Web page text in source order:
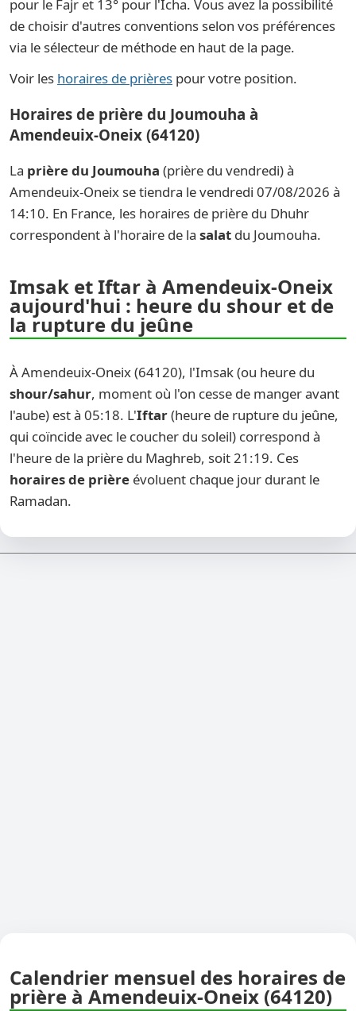
pour le Fajr et 13° pour l'Icha. Vous avez la possibilité
de choisir d'autres conventions selon vos préférences
via le sélecteur de méthode en haut de la page.
Voir les horaires de prières pour votre position.
Horaires de prière du Joumouha à
Amendeuix-Oneix (64120)
La prière du Joumouha (prière du vendredi) à
Amendeuix-Oneix se tiendra le vendredi 07/08/2026 à
14:10. En France, les horaires de prière du Dhuhr
correspondent à l'horaire de la salat du Joumouha.
Imsak et Iftar à Amendeuix-Oneix
aujourd'hui : heure du shour et de
la rupture du jeûne
À Amendeuix-Oneix (64120), l'Imsak (ou heure du
shour/sahur, moment où l'on cesse de manger avant
l'aube) est à 05:18. L'Iftar(heure de rupture du jeûne,
qui coïncide avec le coucher du soleil) correspond à
l'heure de la prière du Maghreb, soit 21:19. Ces
horaires de prière évoluent chaque jour durant le
Ramadan.
Calendrier mensuel des horaires de
prière à Amendeuix-Oneix (64120)